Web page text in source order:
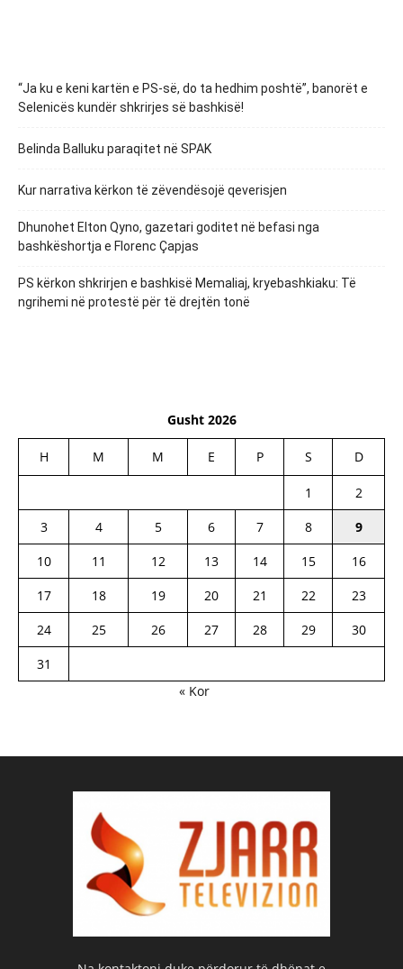
“Ja ku e keni kartën e PS-së, do ta hedhim poshtë”, banorët e
Selenicës kundër shkrirjes së bashkisë!
Belinda Balluku paraqitet në SPAK
Kur narrativa kërkon të zëvendësojë qeverisjen
Dhunohet Elton Qyno, gazetari goditet në befasi nga
bashkëshortja e Florenc Çapjas
PS kërkon shkrirjen e bashkisë Memaliaj, kryebashkiaku: Të
ngrihemi në protestë për të drejtën tonë
Gusht 2026
H M M E P S D
1
2
3
4 5 6 7 8
9
10
11 12 13 14 15
16
17
18 19 20 21 22
23
24
25 26 27 28 29
30
31
« Kor